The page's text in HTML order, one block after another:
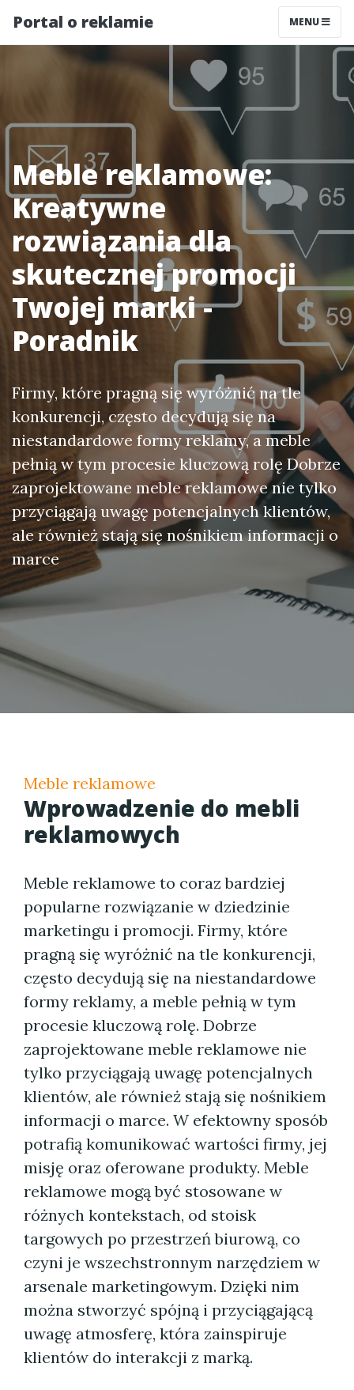
Portal o reklamie MENU
Meble reklamowe:
Kreatywne
rozwiązania dla
skutecznej promocji
Twojej marki -
Poradnik
Firmy, które pragną się wyróżnić na tle
konkurencji, często decydują się na
niestandardowe formy reklamy, a meble
pełnią w tym procesie kluczową rolę Dobrze
zaprojektowane meble reklamowe nie tylko
przyciągają uwagę potencjalnych klientów,
ale również stają się nośnikiem informacji o
marce
Meble reklamowe
Wprowadzenie do mebli
reklamowych
Meble reklamowe to coraz bardziej
popularne rozwiązanie w dziedzinie
marketingu i promocji. Firmy, które
pragną się wyróżnić na tle konkurencji,
często decydują się na niestandardowe
formy reklamy, a meble pełnią w tym
procesie kluczową rolę. Dobrze
zaprojektowane meble reklamowe nie
tylko przyciągają uwagę potencjalnych
klientów, ale również stają się nośnikiem
informacji o marce. W efektowny sposób
potrafią komunikować wartości firmy, jej
misję oraz oferowane produkty. Meble
reklamowe mogą być stosowane w
różnych kontekstach, od stoisk
targowych po przestrzeń biurową, co
czyni je wszechstronnym narzędziem w
arsenale marketingowym. Dzięki nim
można stworzyć spójną i przyciągającą
uwagę atmosferę, która zainspiruje
klientów do interakcji z marką.